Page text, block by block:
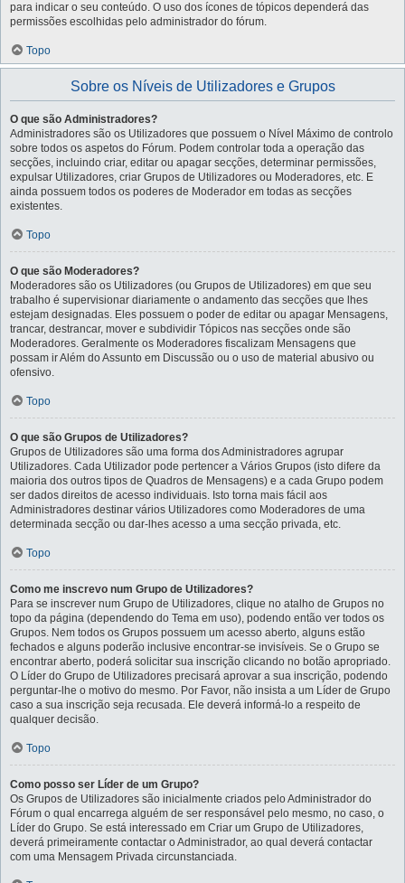
para indicar o seu conteúdo. O uso dos ícones de tópicos dependerá das
permissões escolhidas pelo administrador do fórum.
Topo
Sobre os Níveis de Utilizadores e Grupos
O que são Administradores?
Administradores são os Utilizadores que possuem o Nível Máximo de controlo
sobre todos os aspetos do Fórum. Podem controlar toda a operação das
secções, incluindo criar, editar ou apagar secções, determinar permissões,
expulsar Utilizadores, criar Grupos de Utilizadores ou Moderadores, etc. E
ainda possuem todos os poderes de Moderador em todas as secções
existentes.
Topo
O que são Moderadores?
Moderadores são os Utilizadores (ou Grupos de Utilizadores) em que seu
trabalho é supervisionar diariamente o andamento das secções que lhes
estejam designadas. Eles possuem o poder de editar ou apagar Mensagens,
trancar, destrancar, mover e subdividir Tópicos nas secções onde são
Moderadores. Geralmente os Moderadores fiscalizam Mensagens que
possam ir Além do Assunto em Discussão ou o uso de material abusivo ou
ofensivo.
Topo
O que são Grupos de Utilizadores?
Grupos de Utilizadores são uma forma dos Administradores agrupar
Utilizadores. Cada Utilizador pode pertencer a Vários Grupos (isto difere da
maioria dos outros tipos de Quadros de Mensagens) e a cada Grupo podem
ser dados direitos de acesso individuais. Isto torna mais fácil aos
Administradores destinar vários Utilizadores como Moderadores de uma
determinada secção ou dar-lhes acesso a uma secção privada, etc.
Topo
Como me inscrevo num Grupo de Utilizadores?
Para se inscrever num Grupo de Utilizadores, clique no atalho de Grupos no
topo da página (dependendo do Tema em uso), podendo então ver todos os
Grupos. Nem todos os Grupos possuem um acesso aberto, alguns estão
fechados e alguns poderão inclusive encontrar-se invisíveis. Se o Grupo se
encontrar aberto, poderá solicitar sua inscrição clicando no botão apropriado.
O Líder do Grupo de Utilizadores precisará aprovar a sua inscrição, podendo
perguntar-lhe o motivo do mesmo. Por Favor, não insista a um Líder de Grupo
caso a sua inscrição seja recusada. Ele deverá informá-lo a respeito de
qualquer decisão.
Topo
Como posso ser Líder de um Grupo?
Os Grupos de Utilizadores são inicialmente criados pelo Administrador do
Fórum o qual encarrega alguém de ser responsável pelo mesmo, no caso, o
Líder do Grupo. Se está interessado em Criar um Grupo de Utilizadores,
deverá primeiramente contactar o Administrador, ao qual deverá contactar
com uma Mensagem Privada circunstanciada.